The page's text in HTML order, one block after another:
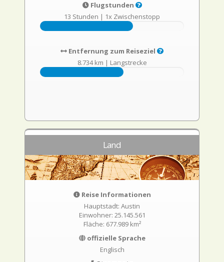
Flugstunden
13 Stunden | 1x Zwischenstopp
Entfernung zum Reiseziel
8.734 km | Langstrecke
Land
Reise Informationen
Hauptstadt: Austin
Einwohner: 25.145.561
Fläche: 677.989 km²
offizielle Sprache
Englisch